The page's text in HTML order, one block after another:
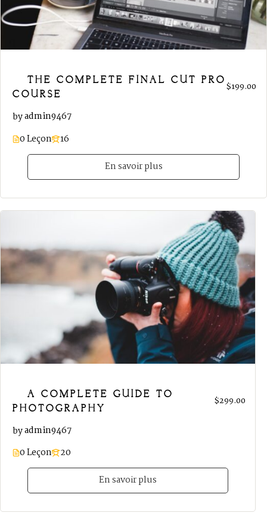
THE COMPLETE FINAL CUT PRO X
COURSE
byadmin9467
0 Leçon
16
$199.00
En savoir plus
A COMPLETE GUIDE TO
PHOTOGRAPHY
byadmin9467
0 Leçon
20
$299.00
En savoir plus